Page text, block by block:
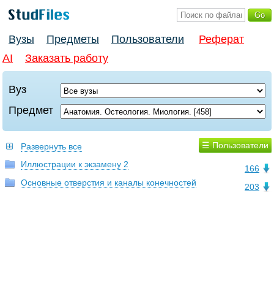
Вузы Предметы Пользователи
Реферат
AI
Заказать работу
Вуз
Предмет
☰ Пользователи
Развернуть все
166
Иллюстрации к экзамену 2
203
Основные отверстия и каналы конечностей